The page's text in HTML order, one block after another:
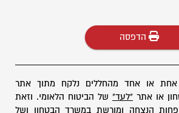
הדפסה
אחת או אחד מהחללים נלקח מתוך אתר
או אתר "לעד" של הביטוח הלאומי. וזאת
הנצחה ומורשת במשרד הבטחון ושל